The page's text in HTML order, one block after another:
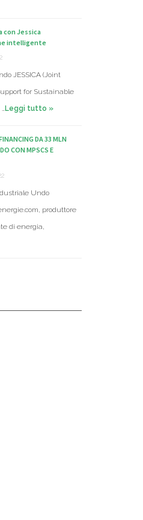
con Jessica
intelligente
JESSICA (Joint
for Sustainable
Leggi tutto »
DA 33 MLN
CON MPSCS E
Undo
produttore
di energia,